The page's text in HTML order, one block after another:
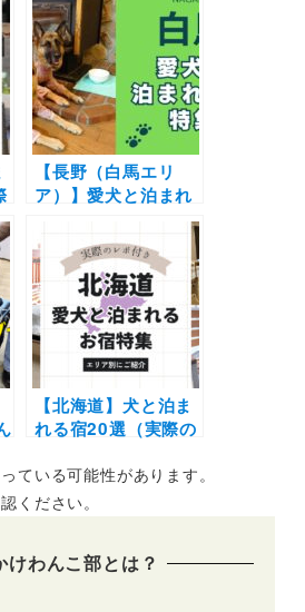
アー」開催〜新倉山
浅間公園・忍野八海
散策＆桜まつりを楽
しもう〜
【長野（白馬エリ
ア）】愛犬と泊まれ
る宿11選！温泉付き
のリゾートホテルか
らペットフレンドリ
ーなペンションまで
を厳選（実際のおで
かけレポートあり）
【北海道】犬と泊ま
れる宿20選（実際の
コテージやリゾート
ホテルなどエリア別
ている可能性があります。
ください。
けわんこ部とは？